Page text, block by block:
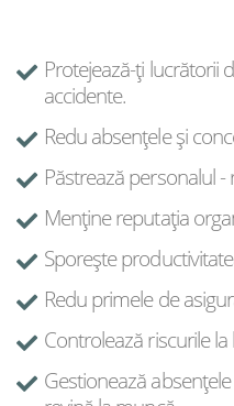
Protejează-ți lucrătorii
accidente.
Redu absențele și
Păstrează personalul
Menține reputația
Sporește
Redu primele de
Controlează riscurile
Gestionează